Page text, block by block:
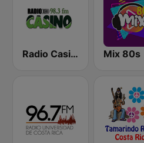
Radio Casino 98.3 FM Mix 80s